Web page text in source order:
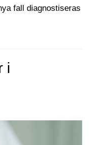
fall diagnostiseras
i